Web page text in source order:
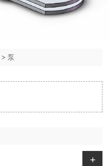
> 泵
+